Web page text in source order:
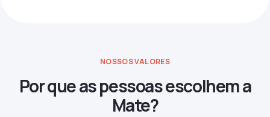
NOSSOS VALORES
Por que as pessoas escolhem a
Mate?